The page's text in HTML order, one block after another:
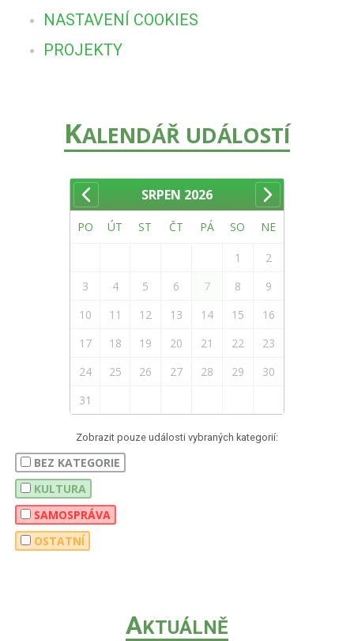
NASTAVENÍ COOKIES
PROJEKTY
KALENDÁŘ UDÁLOSTÍ
SRPEN 2026
PO ÚT ST ČT PÁ SO NE
1
2
3
4 5 6 7 8
9
10
11 12 13 14 15
16
17
18 19 20 21 22
23
24
25 26 27 28 29
30
31
Zobrazit pouze události vybraných kategorií:
BEZ KATEGORIE
KULTURA
SAMOSPRÁVA
OSTATNÍ
AKTUÁLNĚ